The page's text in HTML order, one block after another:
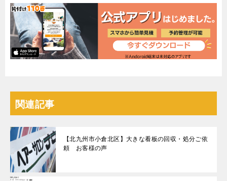
関連記事
【北九州市小倉北区】大きな看板の回収・処分ご依
頼 お客様の声